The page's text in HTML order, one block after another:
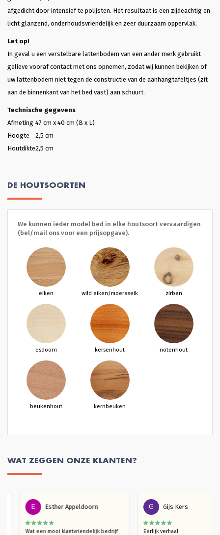
afgedicht door intensief te polijsten. Het resultaat is een zijdeachtig en
licht glanzend, onderhoudsvriendelijk en zeer duurzaam oppervlak.
Let op!
In geval u een verstelbare lattenbodem van een ander merk gebruikt
gelieve vooraf contact met ons opnemen, zodat wij kunnen bekijken of
uw lattenbodem niet tegen de constructie van de aanhangtafeltjes (zit
aan de binnenkant van het bed vast) aan schuurt.
Technische gegevens
Afmeting 47 cm x 40 cm (B x L)
Hoogte
2,5 cm
Houtdikte2,5 cm
DE HOUTSOORTEN
We kunnen ieder model bed in elke houtsoort vervaardigen
(bel/mail ons voor een prijsopgave).
eiken wild eiken/moeraseik zirben
esdoorn kersenhout notenhout
beukenhout kernbeuken
WAT ZEGGEN ONZE KLANTEN?
E Esther Appeldoorn
Wat een mooi klantvriendelijk bedrijf
G Gijs Kers
Eerlijk verhaal